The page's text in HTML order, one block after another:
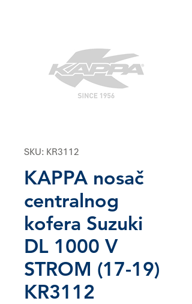
SKU: KR3112
KAPPA nosač
centralnog
kofera Suzuki
DL 1000 V
STROM (17-19)
KR3112